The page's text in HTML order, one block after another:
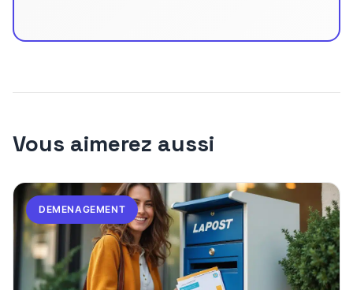
Vous aimerez aussi
DEMENAGEMENT